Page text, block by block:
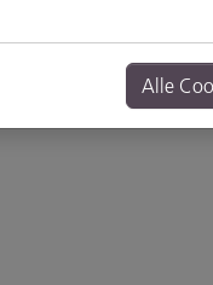
Alle